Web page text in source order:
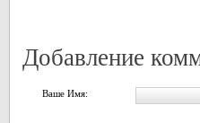
Добавление
Ваше Имя: